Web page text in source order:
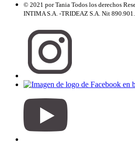
© 2021 por Tania Todos los derechos
INTIMA S.A. -TRIDEAZ S.A. Nit